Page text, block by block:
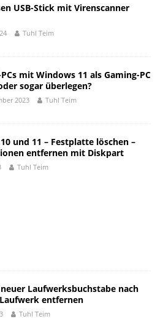
USB-Stick mit Virenscanner
Tuhl Teim
mit Windows 11 als Gaming-PC
sogar überlegen?
2023 Tuhl Teim
und 11 – Festplatte löschen –
entfernen mit Diskpart
Tuhl Teim
Laufwerksbuchstabe nach
entfernen
Tuhl Teim